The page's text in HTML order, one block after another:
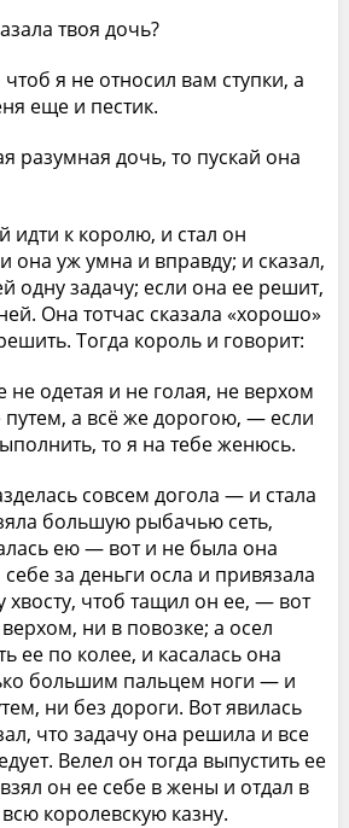
твоя дочь?
я не относил вам ступки, а
еще и пестик.
разумная дочь, то пускай она
идти к королю, и стал он
она уж умна и вправду; и сказал,
одну задачу; если она ее решит,
Она тотчас сказала «хорошо»
Тогда король и говорит:
одетая и не голая, не верхом
путем, а всё же дорогою, — если
то я на тебе женюсь.
совсем догола — и стала
большую рыбачью сеть,
ею — вот и не была она
за деньги осла и привязала
хвосту, чтоб тащил он ее, — вот
ни в повозке; а осел
ее по колее, и касалась она
большим пальцем ноги — и
ни без дороги. Вот явилась
что задачу она решила и все
Велел он тогда выпустить ее
он ее себе в жены и отдал в
королевскую казну.